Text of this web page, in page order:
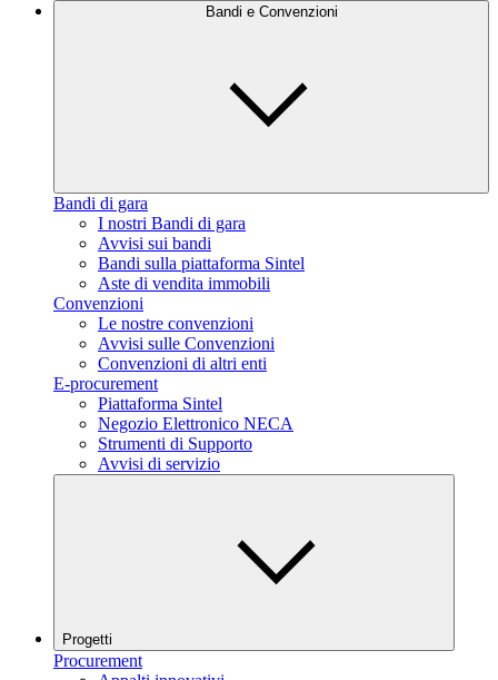
Bandi e Convenzioni
Bandi di gara
I nostri Bandi di gara
Avvisi sui bandi
Bandi sulla piattaforma Sintel
Aste di vendita immobili
Convenzioni
Le nostre convenzioni
Avvisi sulle Convenzioni
Convenzioni di altri enti
E-procurement
Piattaforma Sintel
Negozio Elettronico NECA
Strumenti di Supporto
Avvisi di servizio
Progetti
Procurement